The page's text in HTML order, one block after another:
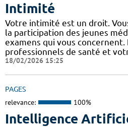
Intimité
Votre intimité est un droit.
la participation des jeunes
examens qui vous
professionnels de santé et
18/02/2026 15:25
PAGES
relevance: 100%
Intelligence